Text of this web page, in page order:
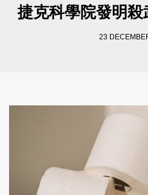
捷克科學院發明殺
23